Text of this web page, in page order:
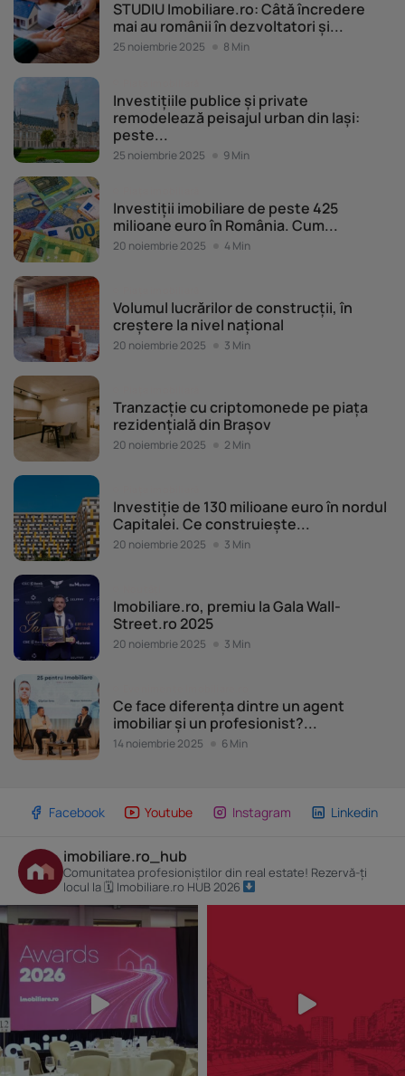
STUDIU Imobiliare.ro: Câtă încredere
mai au românii în dezvoltatori și...
25 noiembrie 2025 8 Min
Investițiile publice și private
remodelează peisajul urban din Iași:
peste...
25 noiembrie 2025 9 Min
Investiții imobiliare de peste 425
milioane euro în România. Cum...
20 noiembrie 2025 4 Min
Volumul lucrărilor de construcții, în
creștere la nivel național
20 noiembrie 2025 3 Min
Tranzacție cu criptomonede pe piața
rezidențială din Brașov
20 noiembrie 2025 2 Min
Investiție de 130 milioane euro în nordul
Capitalei. Ce construiește...
20 noiembrie 2025 3 Min
Imobiliare.ro, premiu la Gala Wall-
Street.ro 2025
20 noiembrie 2025 3 Min
Ce face diferența dintre un agent
imobiliar și un profesionist?...
14 noiembrie 2025 6 Min
Facebook Youtube Instagram Linkedin
imobiliare.ro_hub
Comunitatea profesioniștilor din real estate! Rezervă-ți
locul la 🗓 Imobiliare.ro HUB 2026
limitate pentru a selecta conținutul. Date precise de geolocație și identificarea prin
scanarea dispozitivului.
Listă parteneri (furnizori)